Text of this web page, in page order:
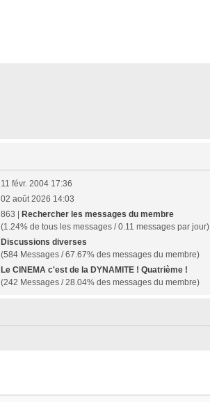
11 févr. 2004 17:36
02 août 2026 14:03
863 |Rechercher les messages du membre
(1.24% de tous les messages / 0.11 messages par jour)
Discussions diverses
(584 Messages / 67.67% des messages du membre)
Le CINEMA c'est de la DYNAMITE ! Quatrième !
(242 Messages / 28.04% des messages du membre)